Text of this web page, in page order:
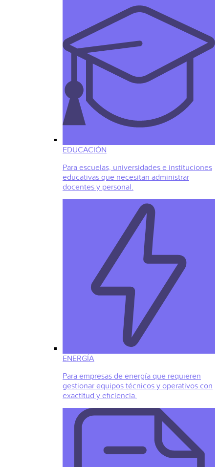
EDUCACIÓN
Para escuelas, universidades e instituciones
educativas que necesitan administrar
docentes y personal.
ENERGÍA
Para empresas de energía que requieren
gestionar equipos técnicos y operativos con
exactitud y eficiencia.